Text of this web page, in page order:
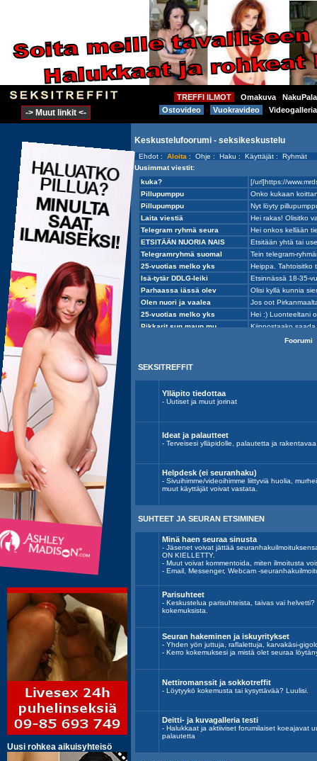
TREFFI ILMOT ⋅ Omakuva ⋅
Ostovideo
⋅ Vuokravideo ⋅ Videogalleria
-> Muut linkit <-
Keskustelufoorumi - seksikeskustelu
Ehdot : Aloita : Ohje : Haku : Käyttäjät : Ryhmät
Uusimmat viestit:
Foorumi
SEKSITREFFIT
Ylläpito tiedottaa
- Uutiset ja muut jorinat
Ideat ja palautteet
- Terveisesi ylläpidolle, palautetta ja rakentavaa
Helpdesk (ei seuranhaku)
- Sivuihimme/videoihimme liittyviä huolia,
muut käyttäjät voivat vastata.
SUHTEET JA SEURAN ETSIMINEN
Minä haen seuraa sinusta
- Jäsenet voivat jättää
ON KIELLETTY.
- Muut voivat kommentoida, miten ilmoitusta
- Email, Messenger, Webcam -
Parisuhteet
- Keskustelua parisuhteista, taivas vai
kokemuksista.
Seuran hakeminen ja iskuyritykset
- Yhden yön juttuja, raflalettuja, karvakäsi-
- Kerro kokemuksesi ja mistä olet seuraa
Nettiromanssit ja sokkotreffit
- Löytyykö kokemusta tai kysyttävää? Luulisi.
Deitti- ja kuvagalleria testi
- Halukkaat ja aktiiviset forumilaiset koeajavat
palautetta